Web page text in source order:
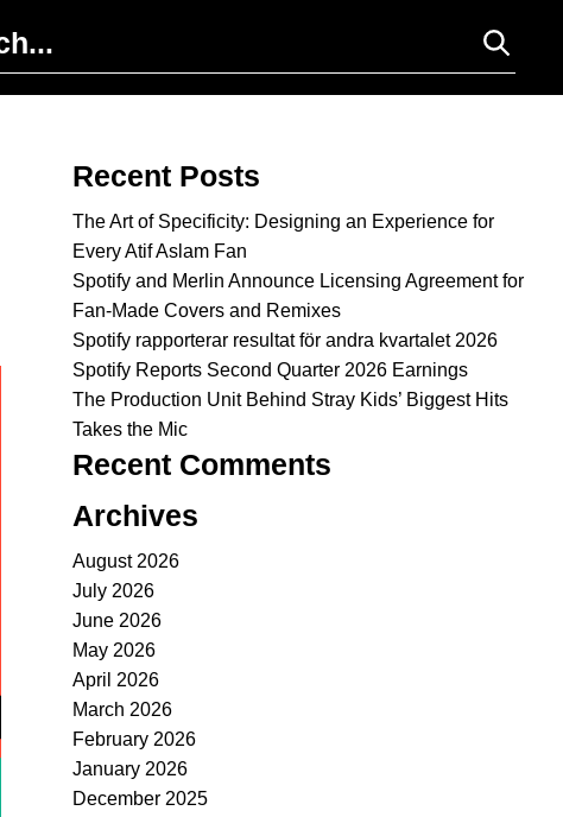
Recent Posts
The Art of Specificity: Designing an Experience for
Every Atif Aslam Fan
Spotify and Merlin Announce Licensing Agreement for
Fan-Made Covers and Remixes
Spotify rapporterar resultat för andra kvartalet 2026
Spotify Reports Second Quarter 2026 Earnings
The Production Unit Behind Stray Kids’ Biggest Hits
Takes the Mic
Recent Comments
Archives
August 2026
July 2026
June 2026
May 2026
April 2026
March 2026
February 2026
January 2026
December 2025